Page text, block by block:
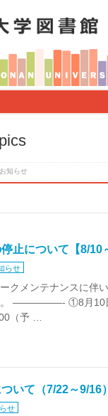
お知らせ
止について【8/10
らせ
クメンテナンスに伴
。 —————- ①8月
（予 …
いて（7/22～9/16）
せ